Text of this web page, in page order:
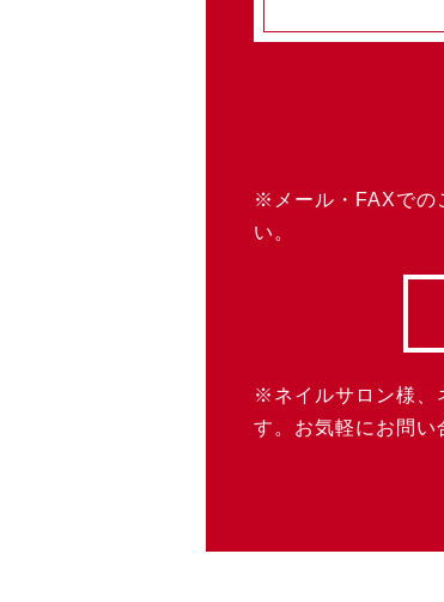
※メール・FAXでの
い。
※ネイルサロン様、
す。お気軽にお問い